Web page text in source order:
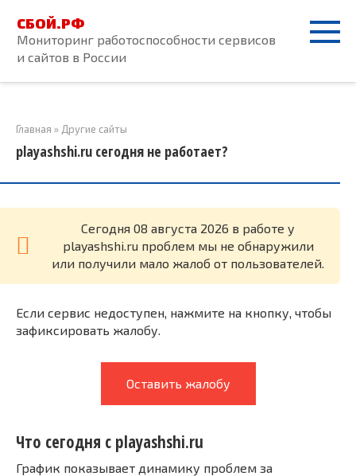
контенту
СБОЙ.РФ
Мониторинг работоспособности сервисов
и сайтов в России
Главная » Другие сайты
playashshi.ru сегодня не работает?
Cегодня 08 августа 2026 в работе у
playashshi.ru проблем мы не обнаружили
или получили мало жалоб от пользователей.
Если сервис недоступен, нажмите на кнопку, чтобы
зафиксировать жалобу.
Оставить жалобу
Что сегодня с playashshi.ru
График показывает динамику проблем за